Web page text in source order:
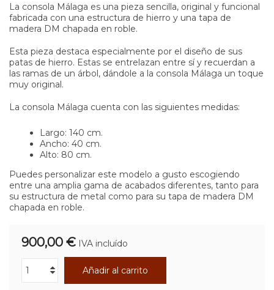
La consola Málaga es una pieza sencilla, original y funcional
fabricada con una estructura de hierro y una tapa de
madera DM chapada en roble.
Esta pieza destaca especialmente por el diseño de sus
patas de hierro. Estas se entrelazan entre sí y recuerdan a
las ramas de un árbol, dándole a la consola Málaga un toque
muy original.
La consola Málaga cuenta con las siguientes medidas:
Largo: 140 cm.
Ancho: 40 cm.
Alto: 80 cm.
Puedes personalizar este modelo a gusto escogiendo
entre una amplia gama de acabados diferentes, tanto para
su estructura de metal como para su tapa de madera DM
chapada en roble.
900,00 € IVA incluído
Añadir al carrito